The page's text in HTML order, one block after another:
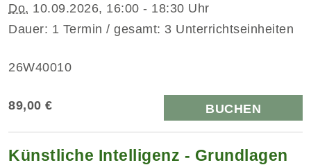
Do. 10.09.2026, 16:00 - 18:30 Uhr
Dauer: 1 Termin / gesamt: 3 Unterrichtseinheiten
26W40010
89,00 € BUCHEN
Künstliche Intelligenz - Grundlagen